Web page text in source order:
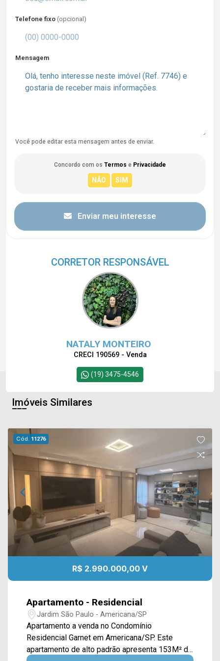
Telefone fixo (opcional)
Mensagem
Você pode editar esta mensagem antes de enviar.
Concordo com os Termos e Privacidade
Enviar meu interesse
CORRETOR RESPONSÁVEL
NATALY MONTEIRO
CRECI 190569 - Venda
(19) 3475-4546
Imóveis Similares
Cód. 11276
R$ 2.990.000,00 V
Apartamento - Residencial
Jardim São Paulo - Americana/SP
Apartamento a venda no Condomínio
Residencial Garnet em Americana/SP. Este
apartamento de alto padrão apresenta 153M² de